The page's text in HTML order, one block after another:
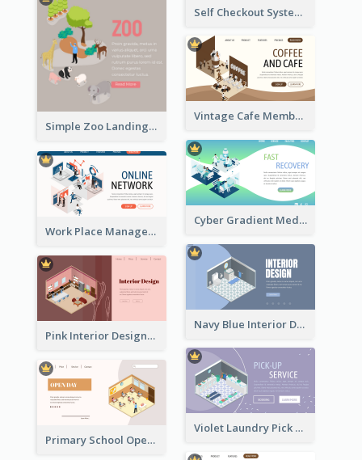
Self Checkout System Introduction Landing Page
Simple Zoo Landing Page For More Details
Vintage Cafe Membership Registration Page With Isometric Graphics
Cyber Gradient Medical Appointment Banner With Isometric Diagram
Work Place Management Workshop Landing Page
Navy Blue Interior Designer Website With Isometric Diagram
Pink Interior Designer Landing Page With Isometric Graphics
Violet Laundry Pick Up Service With Isometric Diagram
Primary School Opening Day With Isometric Diagram